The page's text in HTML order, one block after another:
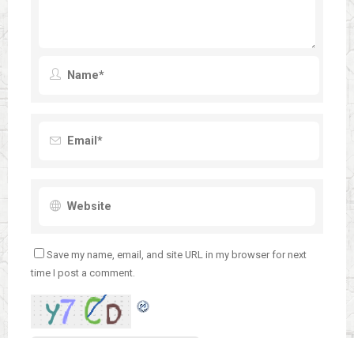
Save my name, email, and site URL in my browser for next
time I post a comment.